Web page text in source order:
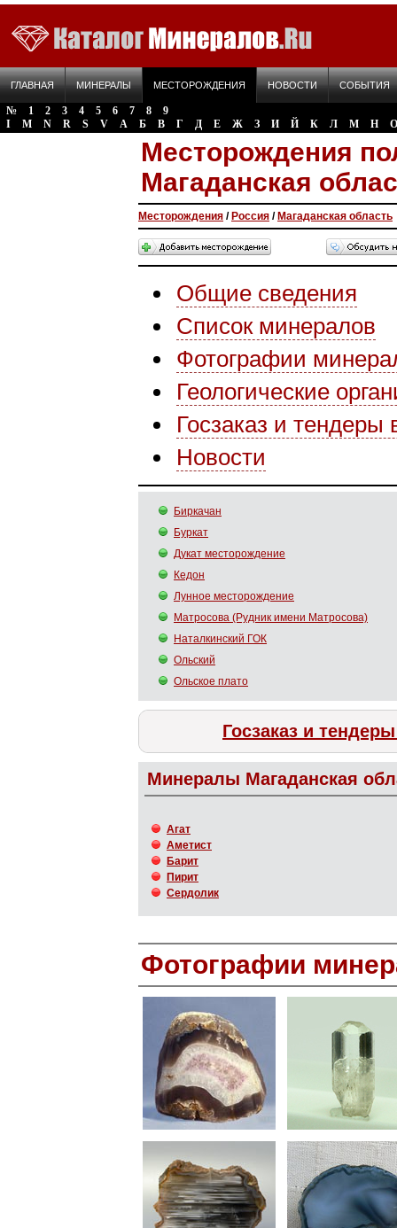
ГЛАВНАЯ МИНЕРАЛЫ МЕСТОРОЖДЕНИЯ НОВОСТИ СОБЫТИЯ
№ 1 2 3 4 5 6 7 8
9
I
M N R S V А Б В Г Д Е Ж З И Й К Л М Н О
Месторождения
Магаданская
Месторождения / Россия / Магаданская область
Общие сведения
Список минералов
Фотографии
Геологические
Госзаказ и тендеры
Новости
Биркачан
Буркат
Дукат месторождение
Кедон
Лунное месторождение
Матросова (Рудник имени Матросова)
Наталкинский ГОК
Ольский
Ольское плато
Госзаказ и
Минералы Магаданская
Агат
Аметист
Барит
Пирит
Сердолик
Фотографии